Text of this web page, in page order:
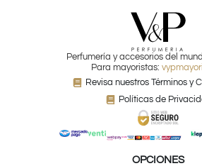
Perfumería y accesorios del
Para mayoristas:
Revisa nuestros Términos y
Políticas de
OPCIONES